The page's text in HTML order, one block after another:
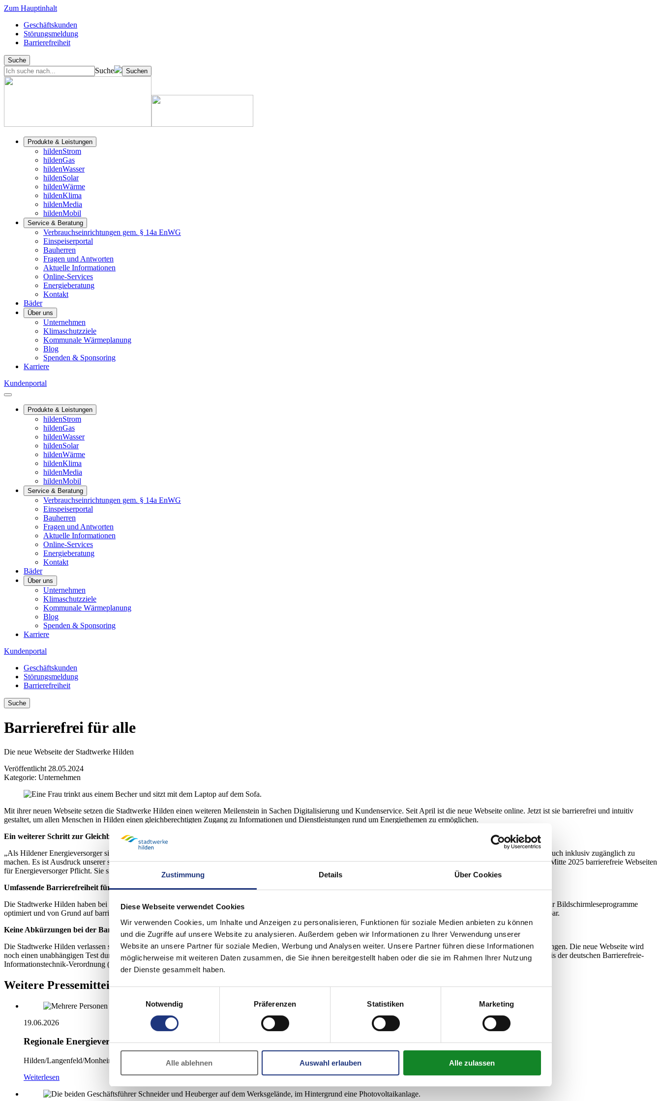
Zustimmung Details Über Cookies
Diese Webseite verwendet Cookies
Wir verwenden Cookies, um Inhalte und Anzeigen zu personalisieren, Funktionen für soziale Medien anbieten zu können
und die Zugriffe auf unsere Website zu analysieren. Außerdem geben wir Informationen zu Ihrer Verwendung unserer
Website an unsere Partner für soziale Medien, Werbung und Analysen weiter. Unsere Partner führen diese Informationen
möglicherweise mit weiteren Daten zusammen, die Sie ihnen bereitgestellt haben oder die sie im Rahmen Ihrer Nutzung
der Dienste gesammelt haben.
Notwendig
Präferenzen Statistiken Marketing
Alle ablehnen Auswahl erlauben Alle zulassen
Zum Hauptinhalt
Geschäftskunden
Störungsmeldung
Barrierefreiheit
Suche
Suche Suchen
Produkte & Leistungen
hildenStrom
hildenGas
hildenWasser
hildenSolar
hildenWärme
hildenKlima
hildenMedia
hildenMobil
Service & Beratung
Verbrauchseinrichtungen gem. § 14a EnWG
Einspeiserportal
Bauherren
Fragen und Antworten
Aktuelle Informationen
Online-Services
Energieberatung
Kontakt
Bäder
Über uns
Unternehmen
Klimaschutzziele
Kommunale Wärmeplanung
Blog
Spenden & Sponsoring
Karriere
Kundenportal
Produkte & Leistungen
hildenStrom
hildenGas
hildenWasser
hildenSolar
hildenWärme
hildenKlima
hildenMedia
hildenMobil
Service & Beratung
Verbrauchseinrichtungen gem. § 14a EnWG
Einspeiserportal
Bauherren
Fragen und Antworten
Aktuelle Informationen
Online-Services
Energieberatung
Kontakt
Bäder
Über uns
Unternehmen
Klimaschutzziele
Kommunale Wärmeplanung
Blog
Spenden & Sponsoring
Karriere
Kundenportal
Geschäftskunden
Störungsmeldung
Barrierefreiheit
Suche
Barrierefrei für alle
Die neue Webseite der Stadtwerke Hilden
Veröffentlicht 28.05.2024
Kategorie: Unternehmen
Mit ihrer neuen Webseite setzen die Stadtwerke Hilden einen weiteren Meilenstein in Sachen Digitalisierung und Kundenservice. Seit April ist die neue Webseite online. Jetzt ist sie barrierefrei und intuitiv
gestaltet, um allen Menschen in Hilden einen gleichberechtigten Zugang zu Informationen und Dienstleistungen rund um Energiethemen zu ermöglichen.
Ein weiterer Schritt zur Gleichberechtigung und Teilhabe
„Als Hildener Energieversorger sind wir für alle da. Wir wollen ein Plus fürs Leben in Hilden für alle sein. Deshalb ist es für uns eine Selbstverständlichkeit, alle Informationen auch inklusiv zugänglich zu
machen. Es ist Ausdruck unserer sozialen Verantwortung“, erläutert Geschäftsführer Hans-Ullrich Schneider die Haltung hinter dem neuen Web-Auftritt. Eigentlich werden erst Mitte 2025 barrierefreie Webseiten
für Energieversorger Pflicht. Sie sind ein wichtiger Beitrag zur digitalen Teilhabe und Selbstbestimmung.
Umfassende Barrierefreiheit für vielfältige Bedürfnisse
Die Stadtwerke Hilden haben bei der Gestaltung der neuen Webseite besonders darauf geachtet, den unterschiedlichsten Anforderungen gerecht zu werden. Daher ist die Seite für Bildschirmleseprogramme
optimiert und von Grund auf barrierefrei umgesetzt. Außerdem stellt sie starke Farbkontraste für Menschen mit Sehbehinderungen bereit und ist über die Tastatur einfach bedienbar.
Keine Abkürzungen bei der Barrierefreiheit
Die Stadtwerke Hilden verlassen sich bewusst nicht nur auf automatisierte Lösungen zur Herstellung der Barrierefreiheit, sondern vorwiegend auf sorgfältige, manuelle Anpassungen. Die neue Webseite wird
noch einen unabhängigen Test durchlaufen, um ihre hohe Zugänglichkeit und Nutzerfreundlichkeit zu bestätigen. Dieser Test prüft die Zugänglichkeit von Internetseiten auf Basis der deutschen Barrierefreie-
Informationstechnik-Verordnung (BITV).
Weitere Pressemitteilungen
19.06.2026
Regionale Energieversorger vertiefen Dialog über künftige Zusammenarbeit
Hilden/Langenfeld/Monheim am Rhein.
Weiterlesen